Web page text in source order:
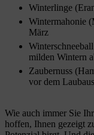
Winterlinge
Wintermahonie
März
milden Wintern
Zaubernuss
vor dem
Wie auch immer Sie
hoffen, Ihnen gezeigt